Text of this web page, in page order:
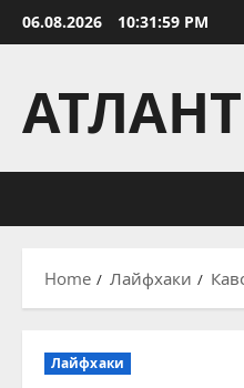
Skip
to
06.08.2026 10:32:00 PM
Home Лайфхаки
Лайфхаки